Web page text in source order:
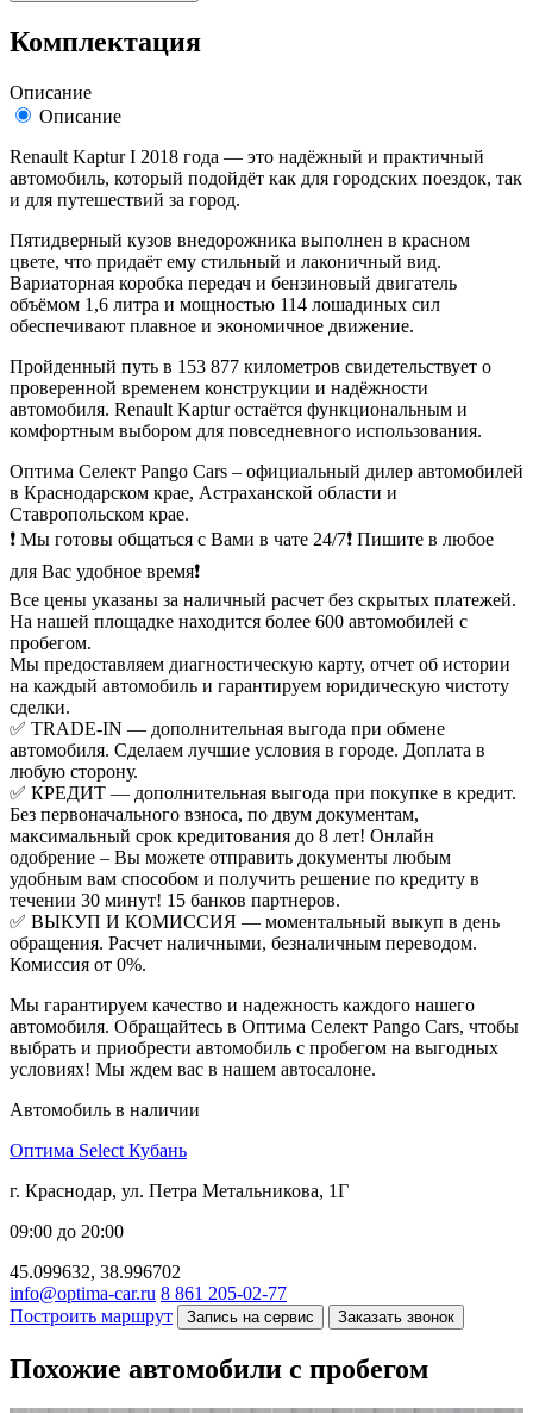
Комплектация
Описание
Описание
Renault Kaptur I 2018 года — это надёжный и практичный
автомобиль, который подойдёт как для городских поездок, так
и для путешествий за город.
Пятидверный кузов внедорожника выполнен в красном
цвете, что придаёт ему стильный и лаконичный вид.
Вариаторная коробка передач и бензиновый двигатель
объёмом 1,6 литра и мощностью 114 лошадиных сил
обеспечивают плавное и экономичное движение.
Пройденный путь в 153 877 километров свидетельствует о
проверенной временем конструкции и надёжности
автомобиля. Renault Kaptur остаётся функциональным и
комфортным выбором для повседневного использования.
Оптима Селект Pango Cars – официальный дилер автомобилей
в Краснодарском крае, Астраханской области и
Ставропольском крае.
❗ Мы готовы общаться с Вами в чате 24/7❗ Пишите в любое
для Вас удобное время❗
Все цены указаны за наличный расчет без скрытых платежей.
На нашей площадке находится более 600 автомобилей с
пробегом.
Мы предоставляем диагностическую карту, отчет об истории
на каждый автомобиль и гарантируем юридическую чистоту
сделки.
✅ TRADE-IN — дополнительная выгода при обмене
автомобиля. Сделаем лучшие условия в городе. Доплата в
любую сторону.
✅ КРЕДИТ — дополнительная выгода при покупке в кредит.
Без первоначального взноса, по двум документам,
максимальный срок кредитования до 8 лет! Онлайн
одобрение – Вы можете отправить документы любым
удобным вам способом и получить решение по кредиту в
течении 30 минут! 15 банков партнеров.
✅ ВЫКУП И КОМИССИЯ — моментальный выкуп в день
обращения. Расчет наличными, безналичным переводом.
Комиссия от 0%.
Мы гарантируем качество и надежность каждого нашего
автомобиля. Обращайтесь в Оптима Селект Pango Cars, чтобы
выбрать и приобрести автомобиль с пробегом на выгодных
условиях! Мы ждем вас в нашем автосалоне.
Автомобиль в наличии
Оптима Select Кубань
г. Краснодар, ул. Петра Метальникова, 1Г
09:00 до 20:00
45.099632, 38.996702
info@optima-car.ru 8 861 205-02-77
Построить маршрут
Запись на сервис Заказать звонок
Похожие автомобили с пробегом